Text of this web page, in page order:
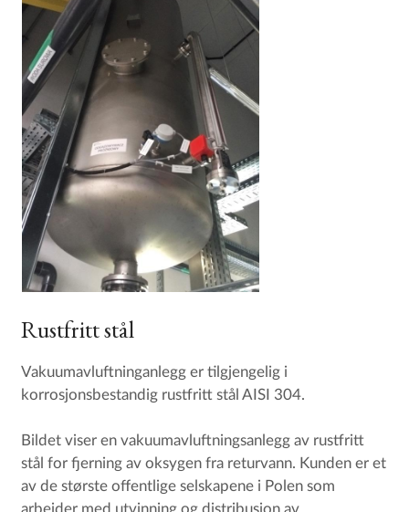
Rustfritt stål
Vakuumavluftninganlegg er tilgjengelig i
korrosjonsbestandig rustfritt stål AISI 304.
Bildet viser en vakuumavluftningsanlegg av rustfritt
stål for fjerning av oksygen fra returvann. Kunden er et
av de største offentlige selskapene i Polen som